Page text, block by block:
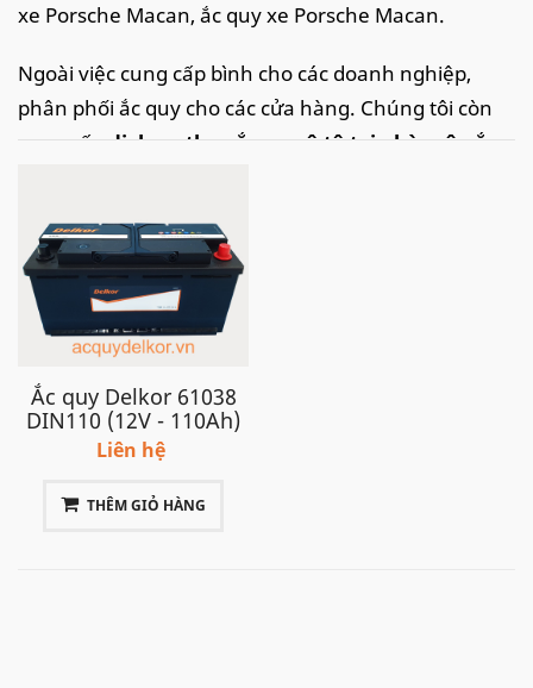
xe Porsche Macan, ắc quy xe Porsche Macan.
Ngoài việc cung cấp bình cho các doanh nghiệp,
phân phối ắc quy cho các cửa hàng. Chúng tôi còn
cung cấp
dịch vụ thay ắc quy ô tô tại nhà
, câu ắc
Hoá, Ninh Bình, thành phố Hồ Chí Minh, Đà Nẵng,
Hải Phòng.. với tốc độ nhanh chóng kịp thời và dịch
vụ chuyên nghiệp, chắc chắn sẽ làm hài lòng quý
khách.
Xe Porsche Macan 2.0 bản tiêu chuẩn, sử dụng ắc
quy theo xe loại AGM 92AH, ắc quy thay thế loại
thước tương đương
Ắc quy Delkor 61038
DIN110 (12V - 110Ah)
Liên hệ
THÊM GIỎ HÀNG